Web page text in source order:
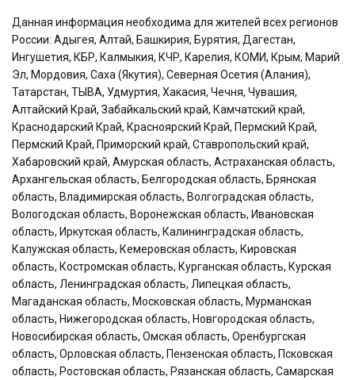
Данная информация необходима для жителей всех регионов
России: Адыгея, Алтай, Башкирия, Бурятия, Дагестан,
Ингушетия, КБР, Калмыкия, КЧР, Карелия, КОМИ, Крым, Марий
Эл, Мордовия, Саха (Якутия), Северная Осетия (Алания),
Татарстан, ТЫВА, Удмуртия, Хакасия, Чечня, Чувашия,
Алтайский Край, Забайкальский край, Камчатский край,
Краснодарский Край, Красноярский Край, Пермский Край,
Пермский Край, Приморский край, Ставропольский край,
Хабаровский край, Амурская область, Астраханская область,
Архангельская область, Белгородская область, Брянская
область, Владимирская область, Волгоградская область,
Вологодская область, Воронежская область, Ивановская
область, Иркутская область, Калининградская область,
Калужская область, Кемеровская область, Кировская
область, Костромская область, Курганская область, Курская
область, Ленинградская область, Липецкая область,
Магаданская область, Московская область, Мурманская
область, Нижегородская область, Новгородская область,
Новосибирская область, Омская область, Оренбургская
область, Орловская область, Пензенская область, Псковская
область, Ростовская область, Рязанская область, Самарская